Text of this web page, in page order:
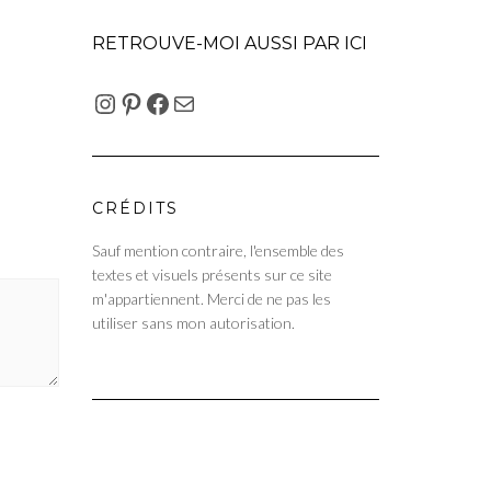
RETROUVE-MOI AUSSI PAR ICI
INSTAGRAM
PINTEREST
FACEBOOK
E-MAIL
CRÉDITS
Sauf mention contraire, l'ensemble des
textes et visuels présents sur ce site
m'appartiennent. Merci de ne pas les
utiliser sans mon autorisation.